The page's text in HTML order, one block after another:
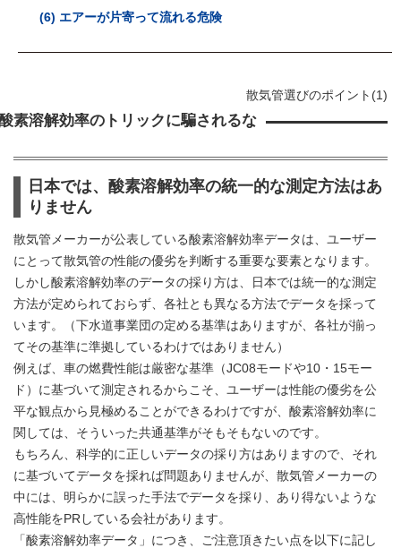
(6) エアーが片寄って流れる危険
散気管選びのポイント(1)
素溶解効率のトリックに騙されるな
日本では、酸素溶解効率の統一的な測定方法はあ
りません
散気管メーカーが公表している酸素溶解効率データは、ユーザー
にとって散気管の性能の優劣を判断する重要な要素となります。
しかし酸素溶解効率のデータの採り方は、日本では統一的な測定
方法が定められておらず、各社とも異なる方法でデータを採って
います。（下水道事業団の定める基準はありますが、各社が揃っ
てその基準に準拠しているわけではありません）
例えば、車の燃費性能は厳密な基準（JC08モードや10・15モー
ド）に基づいて測定されるからこそ、ユーザーは性能の優劣を公
平な観点から見極めることができるわけですが、酸素溶解効率に
関しては、そういった共通基準がそもそもないのです。
もちろん、科学的に正しいデータの採り方はありますので、それ
に基づいてデータを採れば問題ありませんが、散気管メーカーの
中には、明らかに誤った手法でデータを採り、あり得ないような
高性能をPRしている会社があります。
「酸素溶解効率データ」につき、ご注意頂きたい点を以下に記し